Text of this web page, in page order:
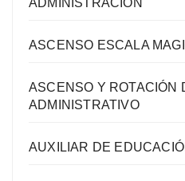
ASCENSO ESCALA
ASCENSO Y ROTACIÓN
ADMINISTRATIVO
AUXILIAR DE